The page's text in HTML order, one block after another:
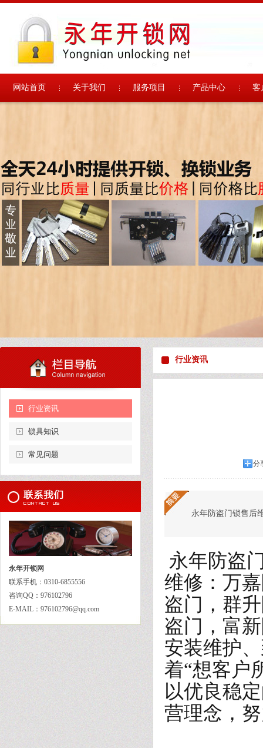
网站首页 关于我们 服务项目 产品中心 客
行业资讯
锁具知识
常见问题
永年开锁网
联系手机：0310-6855556
咨询QQ：976102796
E-MAIL：976102796@qq.com
行业资讯
分
永年防盗门锁售后
永年防盗
维修：万
盗门，群
盗门，富
安装维护
着“想客户
以优良稳
营理念，